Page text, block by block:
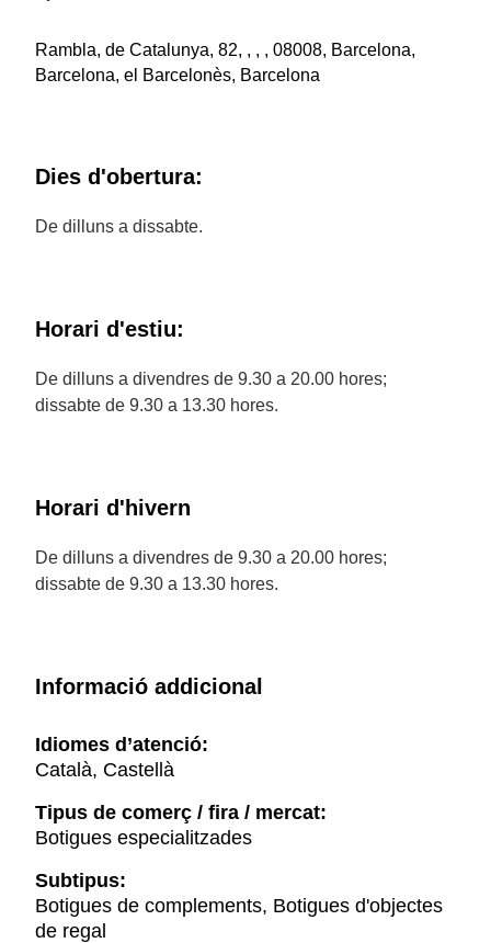
Rambla, de Catalunya, 82, , , , 08008, Barcelona,
Barcelona, el Barcelonès, Barcelona
Dies d'obertura:
De dilluns a dissabte.
Horari d'estiu:
De dilluns a divendres de 9.30 a 20.00 hores;
dissabte de 9.30 a 13.30 hores.
Horari d'hivern
De dilluns a divendres de 9.30 a 20.00 hores;
dissabte de 9.30 a 13.30 hores.
Informació addicional
Idiomes d’atenció:
Català, Castellà
Tipus de comerç / fira / mercat:
Botigues especialitzades
Subtipus:
Botigues de complements, Botigues d'objectes
de regal